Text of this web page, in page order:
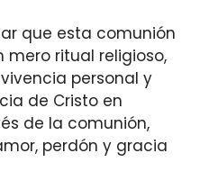
que esta comunión
mero ritual religioso,
personal y
de Cristo en
de la comunión,
perdón y gracia